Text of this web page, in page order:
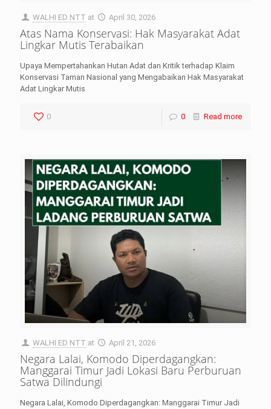
WALHI ED NTT at April 30, 2026
Atas Nama Konservasi: Hak Masyarakat Adat
Lingkar Mutis Terabaikan
Upaya Mempertahankan Hutan Adat dan Kritik terhadap Klaim
Konservasi Taman Nasional yang Mengabaikan Hak Masyarakat
Adat Lingkar Mutis
0 0 Read more
WALHI ED NTT at April 21, 2026
Negara Lalai, Komodo Diperdagangkan:
Manggarai Timur Jadi Lokasi Baru Perburuan
Satwa Dilindungi
Negara Lalai, Komodo Diperdagangkan: Manggarai Timur Jadi